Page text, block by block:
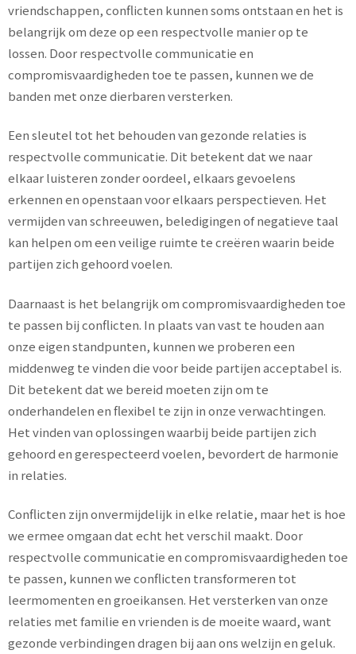
vriendschappen, conflicten kunnen soms ontstaan en het is
belangrijk om deze op een respectvolle manier op te
lossen. Door respectvolle communicatie en
compromisvaardigheden toe te passen, kunnen we de
banden met onze dierbaren versterken.
Een sleutel tot het behouden van gezonde relaties is
respectvolle communicatie. Dit betekent dat we naar
elkaar luisteren zonder oordeel, elkaars gevoelens
erkennen en openstaan voor elkaars perspectieven. Het
vermijden van schreeuwen, beledigingen of negatieve taal
kan helpen om een veilige ruimte te creëren waarin beide
partijen zich gehoord voelen.
Daarnaast is het belangrijk om compromisvaardigheden toe
te passen bij conflicten. In plaats van vast te houden aan
onze eigen standpunten, kunnen we proberen een
middenweg te vinden die voor beide partijen acceptabel is.
Dit betekent dat we bereid moeten zijn om te
onderhandelen en flexibel te zijn in onze verwachtingen.
Het vinden van oplossingen waarbij beide partijen zich
gehoord en gerespecteerd voelen, bevordert de harmonie
in relaties.
Conflicten zijn onvermijdelijk in elke relatie, maar het is hoe
we ermee omgaan dat echt het verschil maakt. Door
respectvolle communicatie en compromisvaardigheden toe
te passen, kunnen we conflicten transformeren tot
leermomenten en groeikansen. Het versterken van onze
relaties met familie en vrienden is de moeite waard, want
gezonde verbindingen dragen bij aan ons welzijn en geluk.